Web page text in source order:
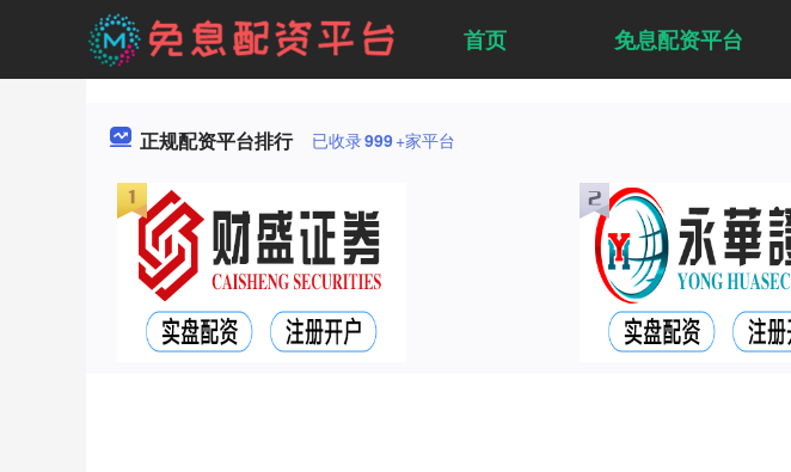
首页 免息配资平台
正规配资平台排行 已收录999+家平台